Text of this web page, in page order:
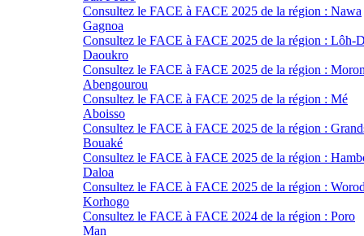
Consultez le FACE à FACE 2025 de la région : Nawa
Gagnoa
Consultez le FACE à FACE 2025 de la région : Lôh-
Daoukro
Consultez le FACE à FACE 2025 de la région :
Abengourou
Consultez le FACE à FACE 2025 de la région : Mé
Aboisso
Consultez le FACE à FACE 2025 de la région :
Bouaké
Consultez le FACE à FACE 2025 de la région :
Daloa
Consultez le FACE à FACE 2025 de la région :
Korhogo
Consultez le FACE à FACE 2024 de la région : Poro
Man